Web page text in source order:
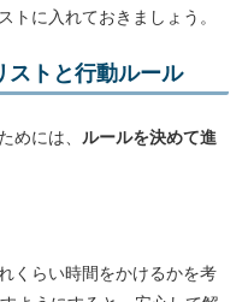
トに入れておきましょう。
ストと行動ルール
めには、 ルールを決めて進
くらい時間をかけるかを考